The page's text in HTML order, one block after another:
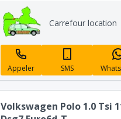
Carrefour location
Appeler SMS
Volkswagen Polo 1.0 Tsi